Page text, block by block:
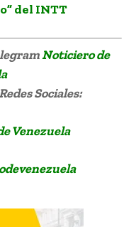
del INTT
Noticiero de
Sociales:
Venezuela